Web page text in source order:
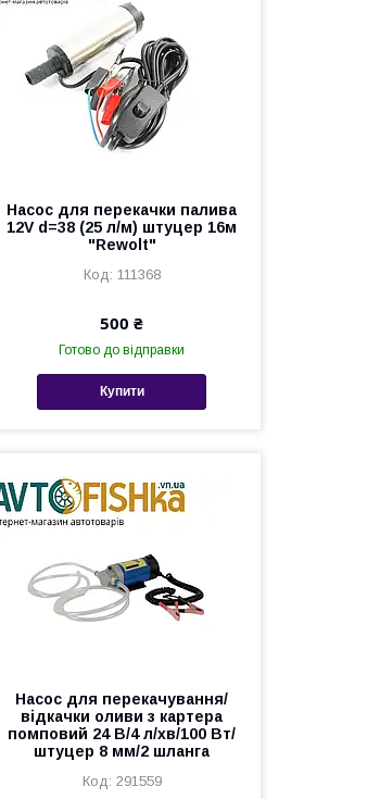
Насос для перекачки палива
12V d=38 (25 л/м) штуцер 16м
"Rewolt"
111368
500 ₴
Готово до відправки
Купити
Насос для перекачування/
відкачки оливи з картера
помповий 24 В/4 л/хв/100 Вт/
штуцер 8 мм/2 шланга
291559